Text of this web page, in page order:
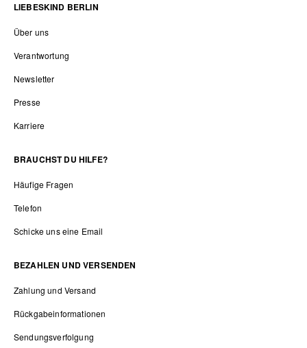
LIEBESKIND BERLIN
Über uns
Verantwortung
Newsletter
Presse
Karriere
BRAUCHST DU HILFE?
Häufige Fragen
Telefon
Schicke uns eine Email
BEZAHLEN UND VERSENDEN
Zahlung und Versand
Rückgabeinformationen
Sendungsverfolgung